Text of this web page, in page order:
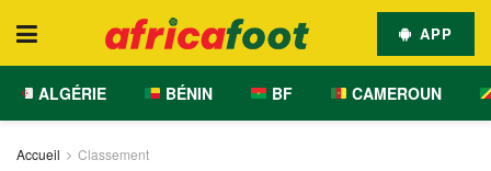
APP
ALGÉRIE BÉNIN BF CAMEROUN
Accueil Classement